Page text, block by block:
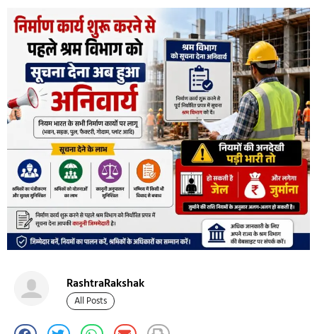
RashtraRakshak
All Posts